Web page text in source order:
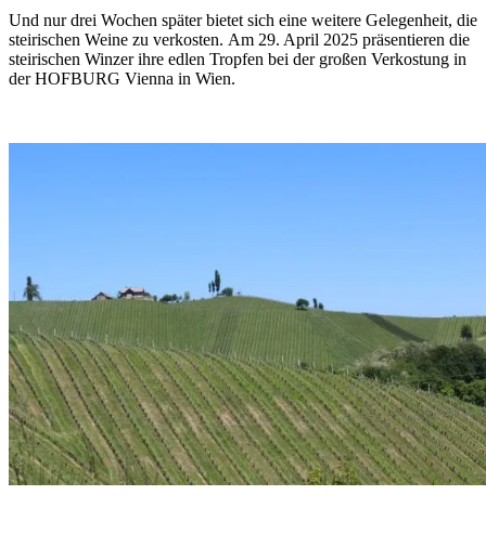
Und nur drei Wochen später bietet sich eine weitere Gelegenheit, die
steirischen Weine zu verkosten. Am 29. April 2025 präsentieren die
steirischen Winzer ihre edlen Tropfen bei der großen Verkostung in
der HOFBURG Vienna in Wien.